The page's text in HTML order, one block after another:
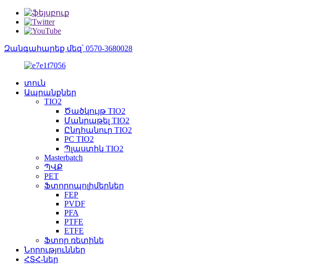
Զանգահարեք մեզ՝ 0570-3680028
տուն
Ապրանքներ
TIO2
Ծածկույթ TIO2
Մանրաթել TIO2
Ընդհանուր TIO2
PC TIO2
Պլաստիկ TIO2
Masterbatch
ՊՎՔ
PET
Ֆտորոպոլիմերներ
FEP
PVDF
PFA
PTFE
ETFE
Ֆտոր ռետինե
Նորություններ
ՀՏՀ-ներ